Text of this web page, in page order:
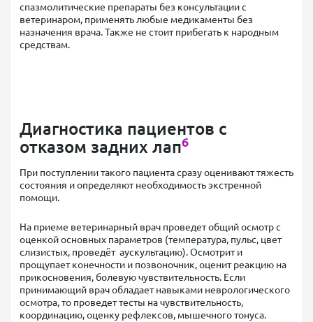
спазмолитические препараты без консультации с
ветеринаром, применять любые медикаменты без
назначения врача. Также не стоит прибегать к народным
средствам.
Диагностика пациентов с
отказом задних лап6
При поступлении такого пациента сразу оценивают тяжесть
состояния и определяют необходимость экстренной
помощи.
На приеме ветеринарный врач проведет общий осмотр с
оценкой основных параметров (температура, пульс, цвет
слизистых, проведёт аускультацию). Осмотрит и
прощупает конечности и позвоночник, оценит реакцию на
прикосновения, болевую чувствительность. Если
принимающий врач обладает навыками неврологического
осмотра, то проведет тесты на чувствительность,
координацию, оценку рефлексов, мышечного тонуса.